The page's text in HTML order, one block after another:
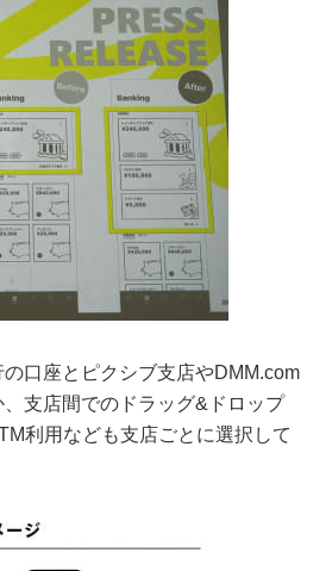
口座とピクシブ支店やDMM.com
支店間でのドラッグ&ドロップ
利用なども支店ごとに選択して